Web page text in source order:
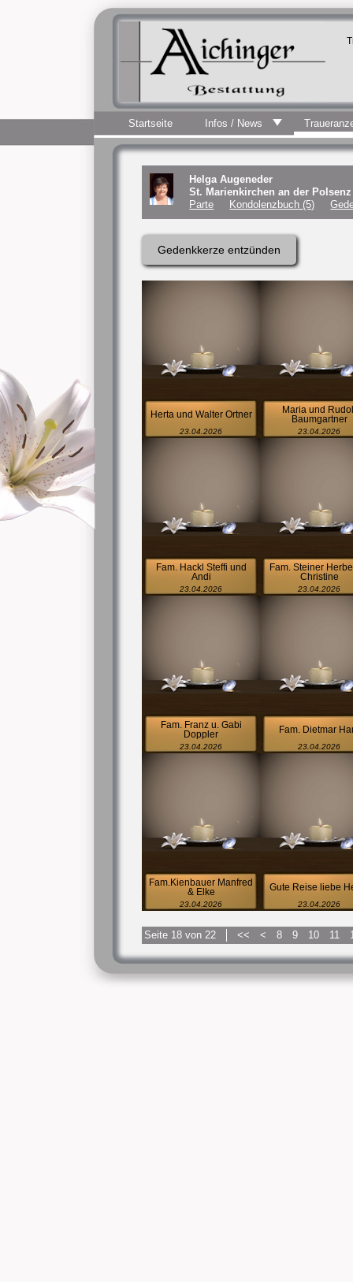
Startseite Infos / News
Helga Augeneder
St. Marienkirchen an der
Parte
Kondolenzbuch (5)
Gedenkkerze entzünden
Herta und Walter Ortner
23.04.2026
Maria und
Baumgartner
23.04.2026
Fam. Hackl Steffi und
Andi
23.04.2026
Fam. Steiner
Christine
23.04.2026
Fam. Franz u. Gabi
Doppler
23.04.2026
Fam. Dietmar
23.04.2026
Fam.Kienbauer Manfred
& Elke
23.04.2026
Gute Reise liebe
23.04.2026
Seite 18 von 22 << < 8 9 10 11